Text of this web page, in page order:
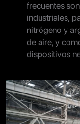
frecuentes
industriales,
nitrógeno y
de aire, y
dispositivos